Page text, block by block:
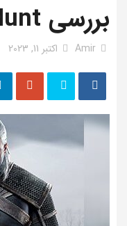
بررسی Witcher Wild Hunt
Amir اکتبر 11, 2023